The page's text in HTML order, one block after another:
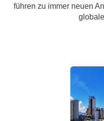
führen zu immer neuen